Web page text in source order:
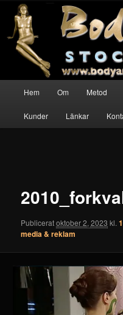
Hoppa
primärt
innehållBody Art
Kroppsmålning som konstform
Hem Om Metod
Kunder Länkar
Publiceratoktober 2, 2023 kl.
media & reklam